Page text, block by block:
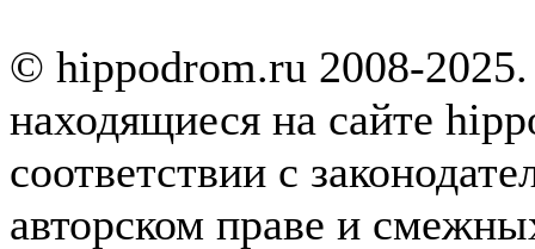
© hippodrom.ru 2008-
находящиеся на сайте
соответствии с
авторском праве и